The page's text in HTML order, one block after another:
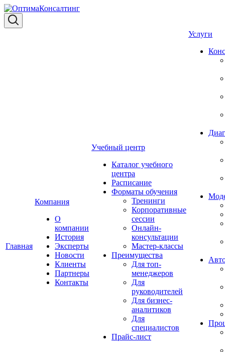
Главная
Компания
О
компании
История
Эксперты
Новости
Клиенты
Партнеры
Контакты
Учебный центр
Каталог учебного
центра
Расписание
Форматы обучения
Тренинги
Корпоративные
сессии
Онлайн-
консультации
Мастер-классы
Преимущества
Для топ-
менеджеров
Для
руководителей
Для бизнес-
аналитиков
Для
специалистов
Прайс-лист
Услуги